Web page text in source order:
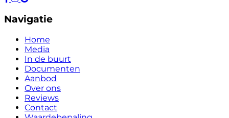
Navigatie
Home
Media
In de buurt
Documenten
Aanbod
Over ons
Reviews
Contact